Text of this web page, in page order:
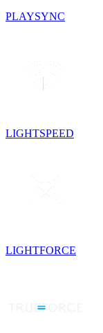
PLAYSYNC
LIGHTSPEED
LIGHTFORCE